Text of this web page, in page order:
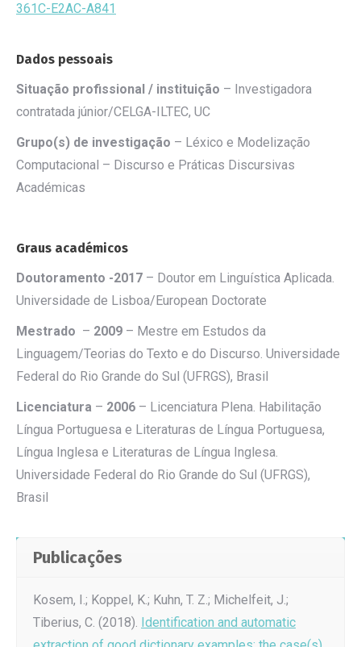
361C-E2AC-A841
Dados pessoais
Situação profissional / instituição – Investigadora
contratada júnior/CELGA-ILTEC, UC
Grupo(s) de investigação – Léxico e Modelização
Computacional – Discurso e Práticas Discursivas
Académicas
Graus académicos
Doutoramento -2017 – Doutor em Linguística Aplicada.
Universidade de Lisboa/European Doctorate
Mestrado – 2009 – Mestre em Estudos da
Linguagem/Teorias do Texto e do Discurso. Universidade
Federal do Rio Grande do Sul (UFRGS), Brasil
Licenciatura – 2006 – Licenciatura Plena. Habilitação
Língua Portuguesa e Literaturas de Língua Portuguesa,
Língua Inglesa e Literaturas de Língua Inglesa.
Universidade Federal do Rio Grande do Sul (UFRGS),
Brasil
Publicações
Kosem, I.; Koppel, K.; Kuhn, T. Z.; Michelfeit, J.;
Tiberius, C. (2018). Identification and automatic